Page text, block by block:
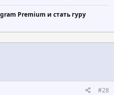
Premium и стать гуру
#28